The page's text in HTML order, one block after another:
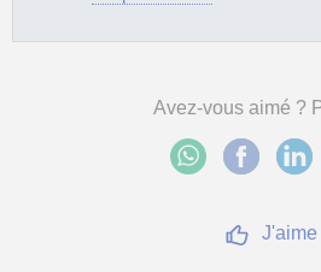
Avez-vous aimé ?
J'aime